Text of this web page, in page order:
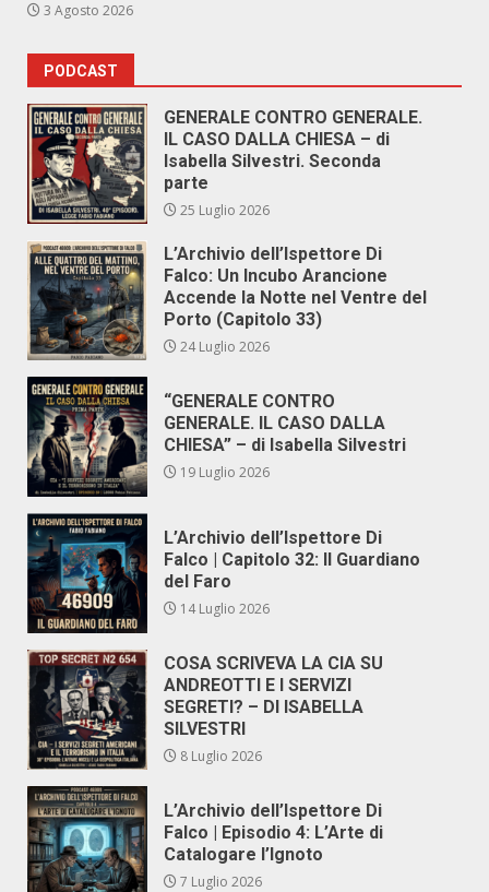
3 Agosto 2026
PODCAST
GENERALE CONTRO GENERALE.
IL CASO DALLA CHIESA – di
Isabella Silvestri. Seconda
parte
25 Luglio 2026
L’Archivio dell’Ispettore Di
Falco: Un Incubo Arancione
Accende la Notte nel Ventre del
Porto (Capitolo 33)
24 Luglio 2026
“GENERALE CONTRO
GENERALE. IL CASO DALLA
CHIESA” – di Isabella Silvestri
19 Luglio 2026
L’Archivio dell’Ispettore Di
Falco | Capitolo 32: Il Guardiano
del Faro
14 Luglio 2026
COSA SCRIVEVA LA CIA SU
ANDREOTTI E I SERVIZI
SEGRETI? – DI ISABELLA
SILVESTRI
8 Luglio 2026
L’Archivio dell’Ispettore Di
Falco | Episodio 4: L’Arte di
Catalogare l’Ignoto
7 Luglio 2026